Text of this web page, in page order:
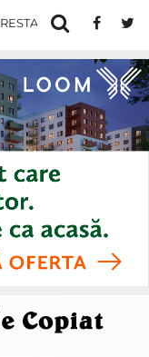
RESTAURANTE IN IASI